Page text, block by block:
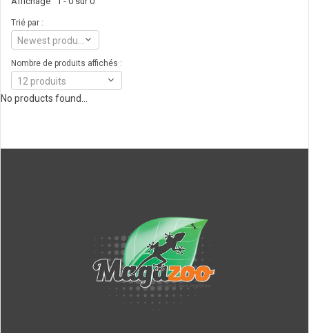
Trié par :
Nombre de produits affichés :
12 produits
No products found...